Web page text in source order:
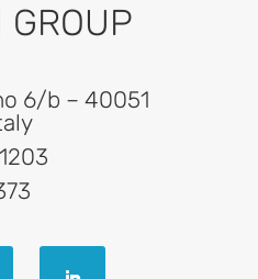
GROUP
6/b – 40051